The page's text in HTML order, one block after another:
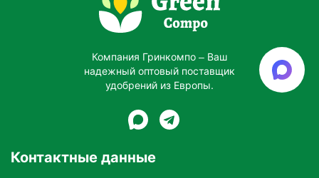
Компания Гринкомпо – Ваш
надежный оптовый поставщик
удобрений из Европы.
Контактные данные